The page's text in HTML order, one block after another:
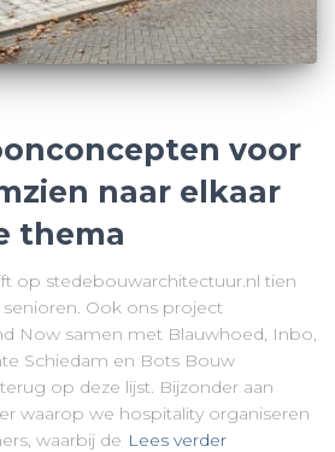
voor
naar elkaar
thema
op stedebouwarchitectuur.nl tien
Ook ons project
Now samen met Blauwhoed, Inbo,
Schiedam en Bots Bouw
op deze lijst. Bijzonder aan
waarop we hospitality organiseren
waarbij de Lees verder